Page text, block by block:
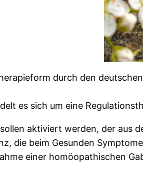
durch den
es sich um eine
aktiviert werden, der aus
die beim Gesunden
einer homöopathischen